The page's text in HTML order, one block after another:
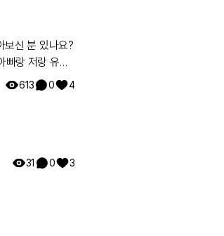
니
등
보신 분 있나요?
빠랑 저랑 유전
다지만 워낙에
613 0 4
31 0 3